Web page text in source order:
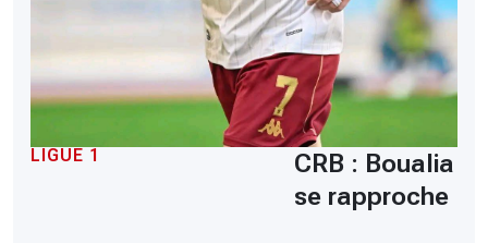
LIGUE 1
CRB : Boualia
se rapproche